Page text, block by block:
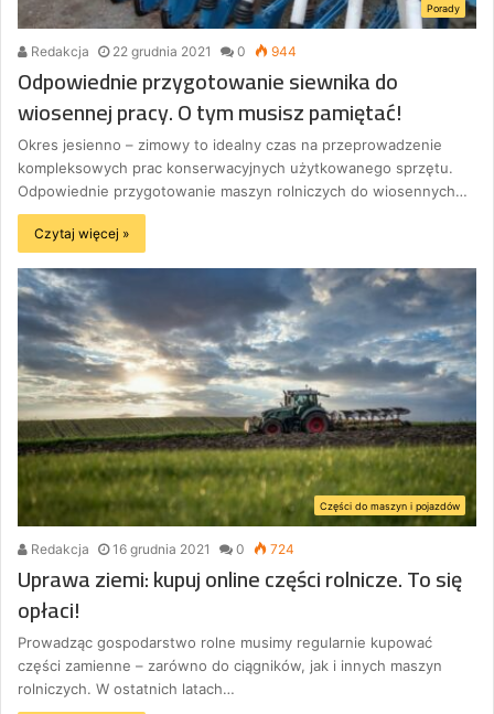
Porady
Redakcja 22 grudnia 2021 0 944
Odpowiednie przygotowanie siewnika do
wiosennej pracy. O tym musisz pamiętać!
Okres jesienno – zimowy to idealny czas na przeprowadzenie
kompleksowych prac konserwacyjnych użytkowanego sprzętu.
Odpowiednie przygotowanie maszyn rolniczych do wiosennych…
Czytaj więcej »
Części do maszyn i pojazdów
Redakcja 16 grudnia 2021 0 724
Uprawa ziemi: kupuj online części rolnicze. To się
opłaci!
Prowadząc gospodarstwo rolne musimy regularnie kupować
części zamienne – zarówno do ciągników, jak i innych maszyn
rolniczych. W ostatnich latach…